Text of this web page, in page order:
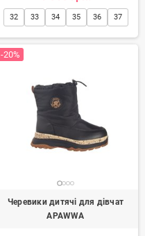
32 33 34 35 36 37
-20%
Черевики дитячі для дівчат
APAWWA